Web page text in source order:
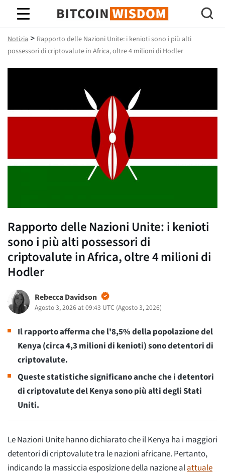
Saggezza Bitcoin
Notizia > Rapporto delle Nazioni Unite: i kenioti sono i più alti
possessori di criptovalute in Africa, oltre 4 milioni di Hodler
Rapporto delle Nazioni Unite: i kenioti
sono i più alti possessori di
criptovalute in Africa, oltre 4 milioni di
Hodler
Rebecca Davidson
Agosto 3, 2026 at 09:43 UTC (Agosto 3, 2026)
Il rapporto afferma che l'8,5% della popolazione del
Kenya (circa 4,3 milioni di kenioti) sono detentori di
criptovalute.
Queste statistiche significano anche che i detentori
di criptovalute del Kenya sono più alti degli Stati
Uniti.
Le Nazioni Unite hanno dichiarato che il Kenya ha i maggiori
detentori di criptovalute tra le nazioni africane. Pertanto,
indicando la massiccia esposizione della nazione alattuale